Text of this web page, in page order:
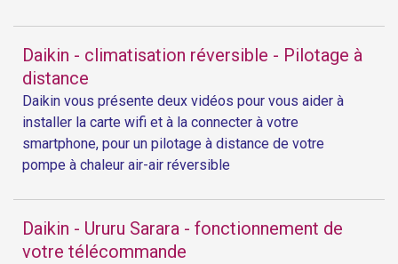
Daikin - climatisation réversible - Pilotage à
distance
Daikin vous présente deux vidéos pour vous aider à
installer la carte wifi et à la connecter à votre
smartphone, pour un pilotage à distance de votre
pompe à chaleur air-air réversible
Daikin - Ururu Sarara - fonctionnement de
votre télécommande